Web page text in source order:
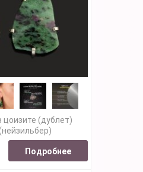
цоизите (дублет)
Подробнее